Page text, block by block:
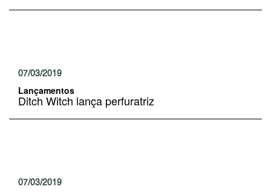
07/03/2019
Lançamentos
Ditch Witch lança perfuratriz
07/03/2019